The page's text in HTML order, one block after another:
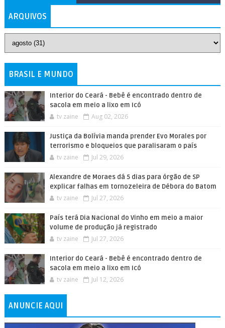
ARQUIVOS
BRASIL E MUNDO
Interior do Ceará - Bebê é encontrado dentro de
sacola em meio a lixo em Icó
tv zaine Aug 02, 2026
Justiça da Bolívia manda prender Evo Morales por
terrorismo e bloqueios que paralisaram o país
tv zaine Jul 29, 2026
Alexandre de Moraes dá 5 dias para órgão de SP
explicar falhas em tornozeleira de Débora do Batom
tv zaine Jul 27, 2026
País terá Dia Nacional do Vinho em meio a maior
volume de produção já registrado
tv zaine Jul 27, 2026
Interior do Ceará - Bebê é encontrado dentro de
sacola em meio a lixo em Icó
tv zaine Jul 12, 2026
ANUNCIE AQUI